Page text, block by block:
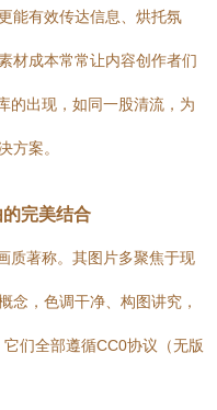
能有效传达信息、烘托氛
材成本常常让内容创作者们
的出现，如同一股清流，为
方案。
完美结合
质著称。其图片多聚焦于现
念，色调干净、构图讲究，
它们全部遵循CC0协议（无版